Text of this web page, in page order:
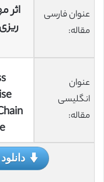
عنوان فارسی
مقاله:
اثر
عنوان
انگلیسی
مقاله: